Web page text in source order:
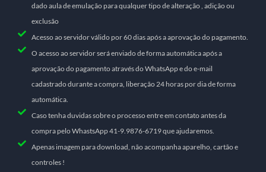
dado aula de emulação para qualquer tipo de alteração , adição ou
exclusão
Acesso ao servidor válido por 60 dias após a aprovação do pagamento.
O acesso ao servidor será enviado de forma automática após a
aprovação do pagamento através do WhatsApp e do e-mail
cadastrado durante a compra, liberação 24 horas por dia de forma
automática.
Caso tenha duvidas sobre o processo entre em contato antes da
compra pelo WhastsApp 41-9.9876-6719 que ajudaremos.
Apenas imagem para download, não acompanha aparelho, cartão e
controles !